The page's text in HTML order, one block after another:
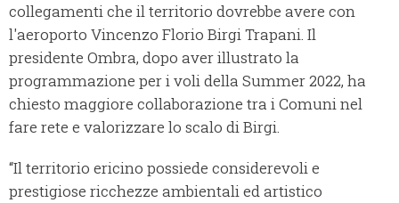
collegamenti che il territorio dovrebbe avere con
l'aeroporto Vincenzo Florio Birgi Trapani. Il
presidente Ombra, dopo aver illustrato la
programmazione per i voli della Summer 2022, ha
chiesto maggiore collaborazione tra i Comuni nel
fare rete e valorizzare lo scalo di Birgi.
“Il territorio ericino possiede considerevoli e
prestigiose ricchezze ambientali ed artistico